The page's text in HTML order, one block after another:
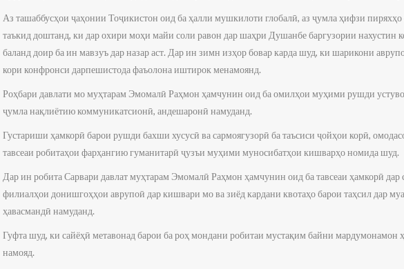
Аз ташаббусҳои ҷаҳонии Тоҷикистон оид ба ҳалли мушкилоти глобалӣ, аз ҷумла ҳифзи
таъкид доштанд, ки дар охири моҳи майи соли равон дар шаҳри Душанбе баргузории нахустин
баланд доир ба ин мавзуъ дар назар аст. Дар ин зимн изҳор бовар карда шуд, ки шарикони
кори конфронси дарпешистода фаъолона иштирок менамоянд.
Роҳбари давлати мо муҳтарам Эмомалӣ Раҳмон ҳамчунин оид ба омилҳои муҳими рушди
ҷумла нақлиётию коммуникатсионӣ, андешаронӣ намуданд.
Густариши ҳамкорӣ барои рушди бахши хусусӣ ва сармоягузорӣ ба таъсиси ҷойҳои корӣ,
тавсеаи робитаҳои фарҳангию гуманитарӣ ҷузъи муҳими муносибатҳои кишварҳо номида шуд.
Дар ин робита Сарвари давлат муҳтарам Эмомалӣ Раҳмон ҳамчунин оид ба тавсеаи ҳамкорӣ
филиалҳои донишгоҳҳои аврупоӣ дар кишвари мо ва зиёд кардани квотаҳо барои таҳсил дар
ҳавасмандӣ намуданд.
Гуфта шуд, ки сайёҳӣ метавонад барои ба роҳ мондани робитаи мустақим байни мардумонамон
намояд.